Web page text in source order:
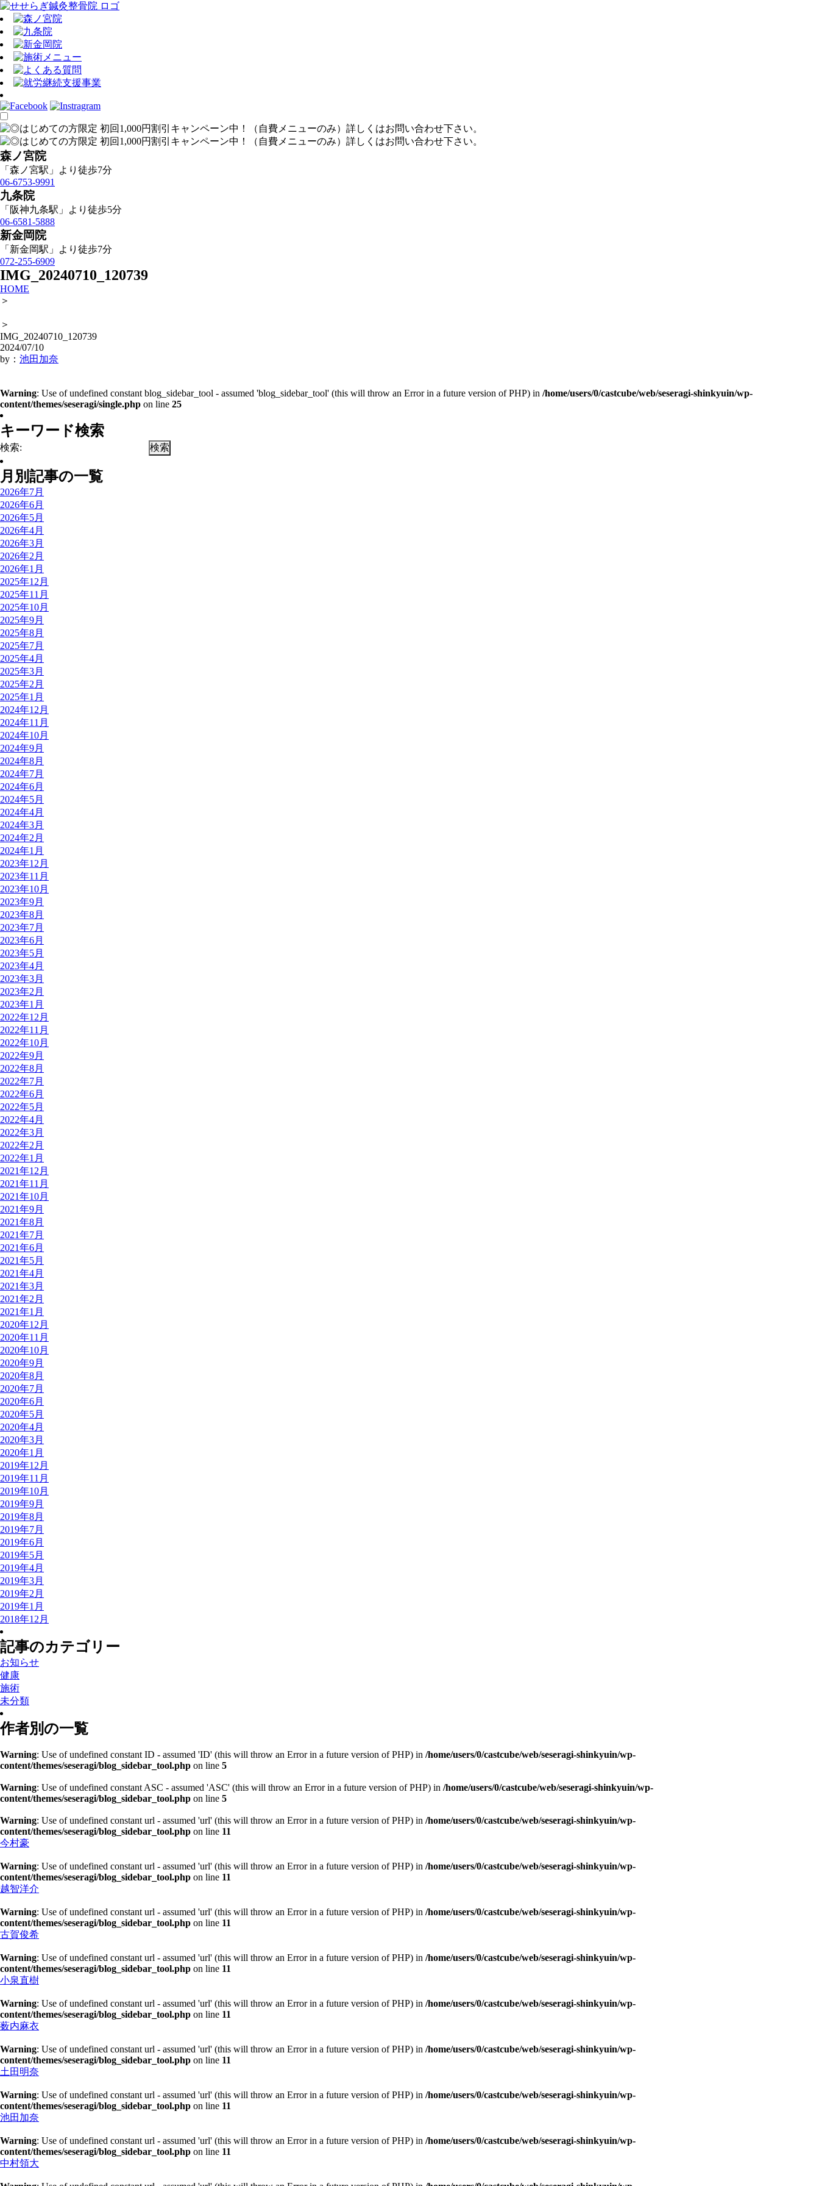
森ノ宮院
「森ノ宮駅」より徒歩7分
06-6753-9991
九条院
「阪神九条駅」より徒歩5分
06-6581-5888
新金岡院
「新金岡駅」より徒歩7分
072-255-6909
IMG_20240710_120739
HOME
＞
＞
IMG_20240710_120739
2024/07/10
by： 池田加奈
Warning: Use of undefined constant blog_sidebar_tool - assumed 'blog_sidebar_tool' (this will throw an Error in a future version of PHP) in /home/users/0/castcube/web/seseragi-shinkyuin/wp-
content/themes/seseragi/single.php on line 25
キーワード検索
検索:
月別記事の一覧
2026年7月
2026年6月
2026年5月
2026年4月
2026年3月
2026年2月
2026年1月
2025年12月
2025年11月
2025年10月
2025年9月
2025年8月
2025年7月
2025年4月
2025年3月
2025年2月
2025年1月
2024年12月
2024年11月
2024年10月
2024年9月
2024年8月
2024年7月
2024年6月
2024年5月
2024年4月
2024年3月
2024年2月
2024年1月
2023年12月
2023年11月
2023年10月
2023年9月
2023年8月
2023年7月
2023年6月
2023年5月
2023年4月
2023年3月
2023年2月
2023年1月
2022年12月
2022年11月
2022年10月
2022年9月
2022年8月
2022年7月
2022年6月
2022年5月
2022年4月
2022年3月
2022年2月
2022年1月
2021年12月
2021年11月
2021年10月
2021年9月
2021年8月
2021年7月
2021年6月
2021年5月
2021年4月
2021年3月
2021年2月
2021年1月
2020年12月
2020年11月
2020年10月
2020年9月
2020年8月
2020年7月
2020年6月
2020年5月
2020年4月
2020年3月
2020年1月
2019年12月
2019年11月
2019年10月
2019年9月
2019年8月
2019年7月
2019年6月
2019年5月
2019年4月
2019年3月
2019年2月
2019年1月
2018年12月
記事のカテゴリー
お知らせ
健康
施術
未分類
作者別の一覧
Warning: Use of undefined constant ID - assumed 'ID' (this will throw an Error in a future version of PHP) in /home/users/0/castcube/web/seseragi-shinkyuin/wp-
content/themes/seseragi/blog_sidebar_tool.php on line 5
Warning: Use of undefined constant ASC - assumed 'ASC' (this will throw an Error in a future version of PHP) in /home/users/0/castcube/web/seseragi-shinkyuin/wp-
content/themes/seseragi/blog_sidebar_tool.php on line 5
Warning: Use of undefined constant url - assumed 'url' (this will throw an Error in a future version of PHP) in /home/users/0/castcube/web/seseragi-shinkyuin/wp-
content/themes/seseragi/blog_sidebar_tool.php on line 11
今村豪
Warning: Use of undefined constant url - assumed 'url' (this will throw an Error in a future version of PHP) in /home/users/0/castcube/web/seseragi-shinkyuin/wp-
content/themes/seseragi/blog_sidebar_tool.php on line 11
越智洋介
Warning: Use of undefined constant url - assumed 'url' (this will throw an Error in a future version of PHP) in /home/users/0/castcube/web/seseragi-shinkyuin/wp-
content/themes/seseragi/blog_sidebar_tool.php on line 11
古賀俊希
Warning: Use of undefined constant url - assumed 'url' (this will throw an Error in a future version of PHP) in /home/users/0/castcube/web/seseragi-shinkyuin/wp-
content/themes/seseragi/blog_sidebar_tool.php on line 11
小泉直樹
Warning: Use of undefined constant url - assumed 'url' (this will throw an Error in a future version of PHP) in /home/users/0/castcube/web/seseragi-shinkyuin/wp-
content/themes/seseragi/blog_sidebar_tool.php on line 11
薮内麻衣
Warning: Use of undefined constant url - assumed 'url' (this will throw an Error in a future version of PHP) in /home/users/0/castcube/web/seseragi-shinkyuin/wp-
content/themes/seseragi/blog_sidebar_tool.php on line 11
土田明奈
Warning: Use of undefined constant url - assumed 'url' (this will throw an Error in a future version of PHP) in /home/users/0/castcube/web/seseragi-shinkyuin/wp-
content/themes/seseragi/blog_sidebar_tool.php on line 11
池田加奈
Warning: Use of undefined constant url - assumed 'url' (this will throw an Error in a future version of PHP) in /home/users/0/castcube/web/seseragi-shinkyuin/wp-
content/themes/seseragi/blog_sidebar_tool.php on line 11
中村領大